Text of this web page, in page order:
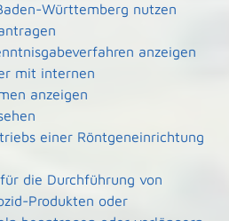
Württemberg nutzen
anzeigen
mit internen
anzeigen
einer Röntgeneinrichtung
die Durchführung von
Produkten oder